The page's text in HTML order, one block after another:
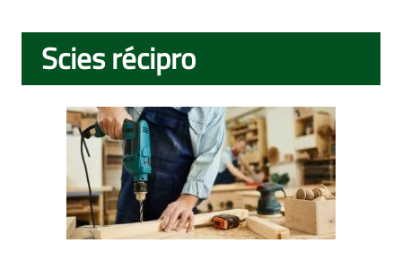
Scies récipro